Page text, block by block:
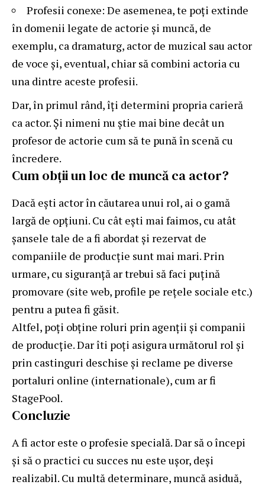
Profesii conexe: De asemenea, te poți extinde
în domenii legate de actorie și muncă, de
exemplu, ca dramaturg, actor de muzical sau actor
de voce și, eventual, chiar să combini actoria cu
una dintre aceste profesii.
Dar, în primul rând, îți determini propria carieră
ca actor. Și nimeni nu știe mai bine decât un
profesor de actorie cum să te pună în scenă cu
încredere.
Cum obții un loc de muncă ca actor?
Dacă ești actor în căutarea unui rol, ai o gamă
largă de opțiuni. Cu cât ești mai faimos, cu atât
șansele tale de a fi abordat și rezervat de
companiile de producție sunt mai mari. Prin
urmare, cu siguranță ar trebui să faci puțină
promovare (site web, profile pe rețele sociale etc.)
pentru a putea fi găsit.
Altfel, poți obține roluri prin agenții și companii
de producție. Dar îti poți asigura următorul rol și
prin castinguri deschise și reclame pe diverse
portaluri online (internationale), cum ar fi
StagePool.
Concluzie
A fi actor este o profesie specială. Dar să o începi
și să o practici cu succes nu este ușor, deși
realizabil. Cu multă determinare, muncă asiduă,